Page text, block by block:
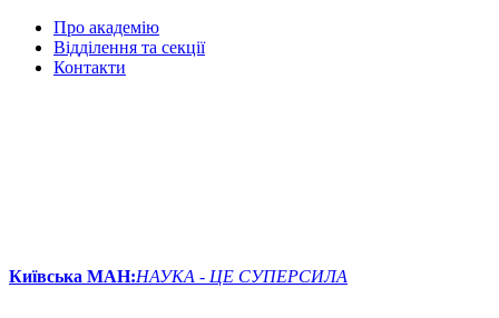
Про академію
Відділення та секції
Контакти
Київська МАН:НАУКА - ЦЕ СУПЕРСИЛА